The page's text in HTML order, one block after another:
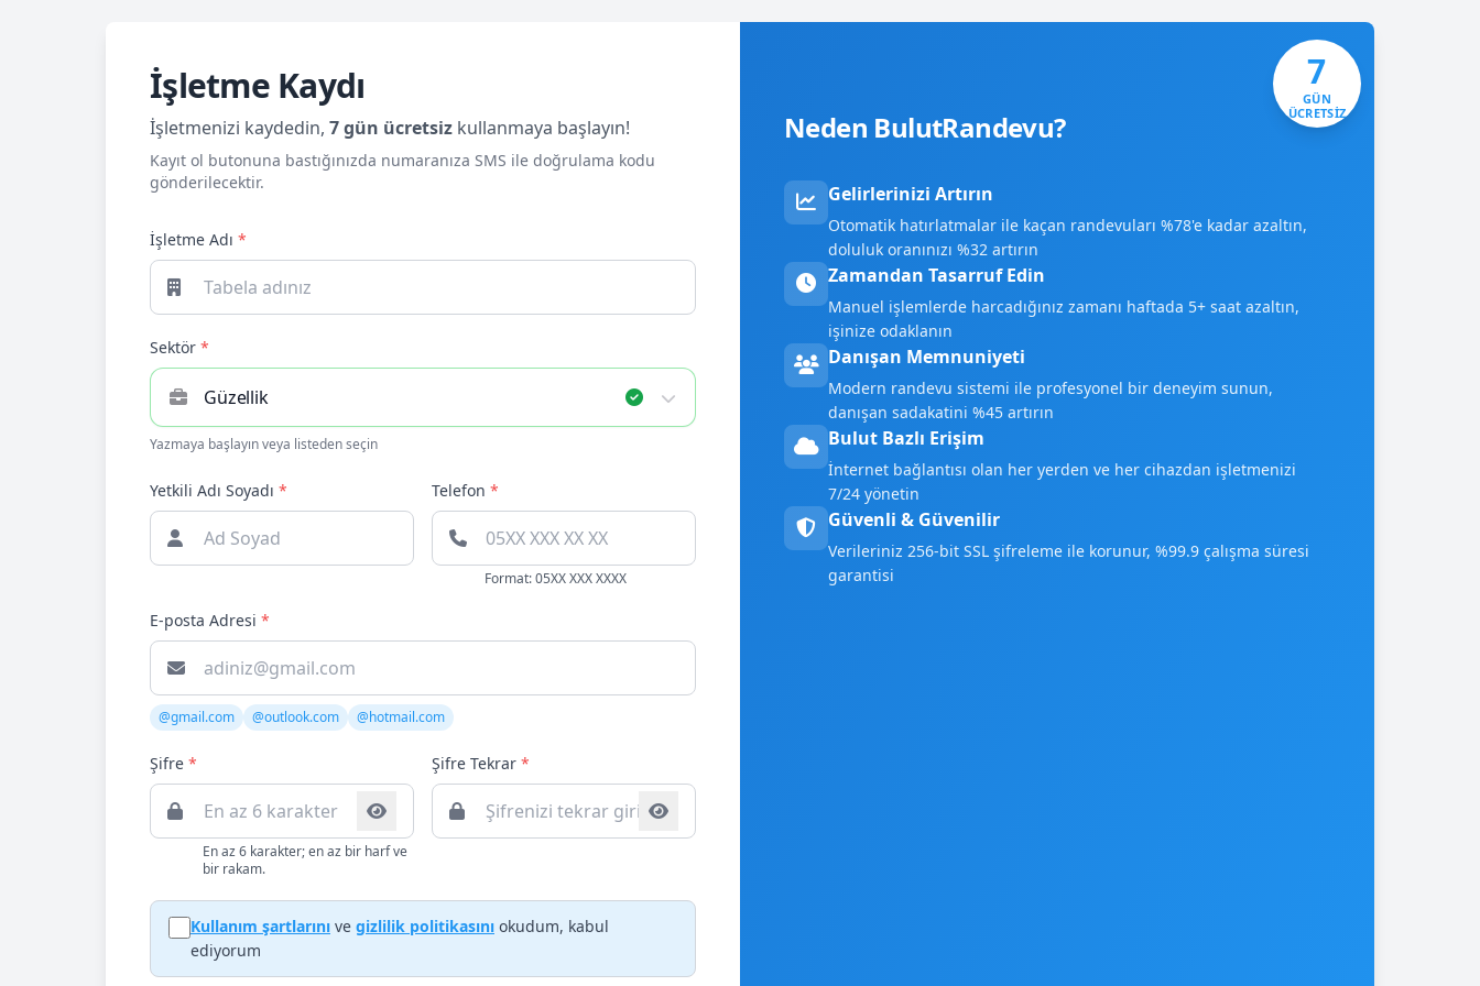
İşletme Kaydı
İşletmenizi kaydedin, 7 gün ücretsiz kullanmaya başlayın!
Kayıt ol butonuna bastığınızda numaranıza SMS ile doğrulama kodu
gönderilecektir.
İşletme Adı *
Sektör *
Yazmaya başlayın veya listeden seçin
Yetkili Adı Soyadı * Telefon *
Format: 05XX XXX XXXX
E-posta Adresi *
@gmail.com @outlook.com @hotmail.com
Şifre *
En az 6 karakter; en az bir harf ve
bir rakam.
Şifre Tekrar *
Kullanım şartlarını ve gizlilik politikasını okudum, kabul
ediyorum
7
GÜN
ÜCRETSİZ
Neden BulutRandevu?
Gelirlerinizi Artırın
Otomatik hatırlatmalar ile kaçan randevuları %78'e kadar azaltın,
doluluk oranınızı %32 artırın
Zamandan Tasarruf Edin
Manuel işlemlerde harcadığınız zamanı haftada 5+ saat azaltın,
işinize odaklanın
Danışan Memnuniyeti
Modern randevu sistemi ile profesyonel bir deneyim sunun,
danışan sadakatini %45 artırın
Bulut Bazlı Erişim
İnternet bağlantısı olan her yerden ve her cihazdan işletmenizi
7/24 yönetin
Güvenli & Güvenilir
Verileriniz 256-bit SSL şifreleme ile korunur, %99.9 çalışma süresi
garantisi